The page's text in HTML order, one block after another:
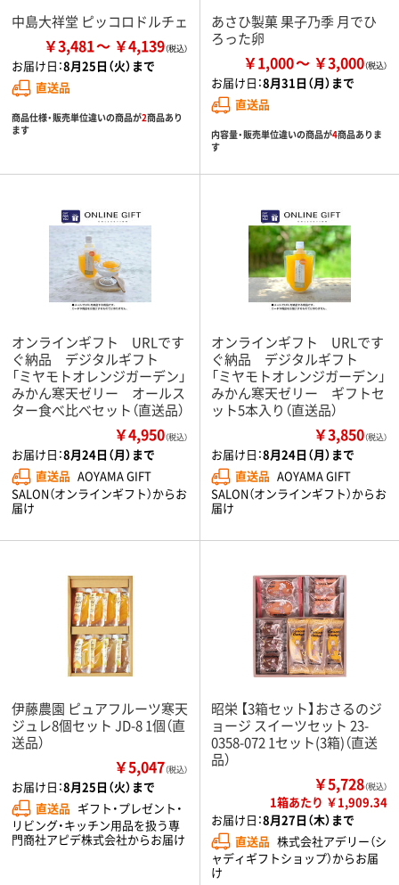
中島大祥堂 ピッコロドルチェ
￥3,481 ￥4,139
お届け日：8月25日（火）まで
直送品
商品仕様・販売単位違いの商品が2商品あり
ます
あさひ製菓 果子乃季 月でひ
ろった卵
￥1,000 ￥3,000
お届け日：8月31日（月）まで
直送品
内容量・販売単位違いの商品が4商品ありま
す
オンラインギフト URLです
ぐ納品 デジタルギフト
「ミヤモトオレンジガーデン」
みかん寒天ゼリー オールス
ター食べ比べセット（直送品）
￥4,950（税込）
お届け日：8月24日（月）まで
直送品 AOYAMA GIFT
SALON（オンラインギフト）からお
届け
オンラインギフト URLです
ぐ納品 デジタルギフト
「ミヤモトオレンジガーデン」
みかん寒天ゼリー ギフトセ
ット5本入り（直送品）
￥3,850（税込）
お届け日：8月24日（月）まで
直送品 AOYAMA GIFT
SALON（オンラインギフト）からお
届け
伊藤農園 ピュアフルーツ寒天
ジュレ8個セット JD-8 1個（直
送品）
￥5,047（税込）
お届け日：8月25日（火）まで
直送品 ギフト・プレゼント・
リビング・キッチン用品を扱う専
門商社アピデ株式会社からお届け
昭栄 【3箱セット】おさるのジ
ョージ スイーツセット 23-
0358-072 1セット(3箱)（直送
品）
￥5,728（税込）
1箱あたり ￥1,909.34
お届け日：8月27日（木）まで
直送品 株式会社アデリー（シ
ャディギフトショップ）からお届
け